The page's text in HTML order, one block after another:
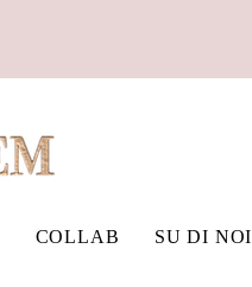
COLLAB SU DI NOI